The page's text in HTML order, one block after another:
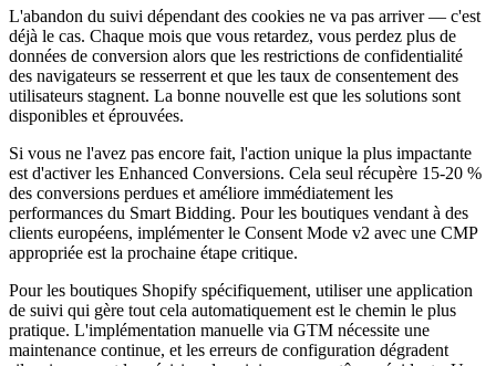
L'abandon du suivi dépendant des cookies ne va pas arriver — c'est
déjà le cas. Chaque mois que vous retardez, vous perdez plus de
données de conversion alors que les restrictions de confidentialité
des navigateurs se resserrent et que les taux de consentement des
utilisateurs stagnent. La bonne nouvelle est que les solutions sont
disponibles et éprouvées.
Si vous ne l'avez pas encore fait, l'action unique la plus impactante
est d'activer les Enhanced Conversions. Cela seul récupère 15-20 %
des conversions perdues et améliore immédiatement les
performances du Smart Bidding. Pour les boutiques vendant à des
clients européens, implémenter le Consent Mode v2 avec une CMP
appropriée est la prochaine étape critique.
Pour les boutiques Shopify spécifiquement, utiliser une application
de suivi qui gère tout cela automatiquement est le chemin le plus
pratique. L'implémentation manuelle via GTM nécessite une
maintenance continue, et les erreurs de configuration dégradent